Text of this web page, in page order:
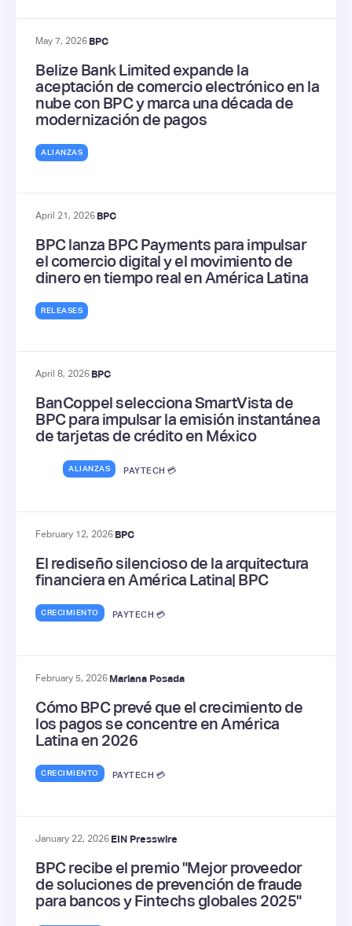
May 7, 2026 BPC
Belize Bank Limited expande la
aceptación de comercio electrónico en la
nube con BPC y marca una década de
modernización de pagos
ALIANZAS
April 21, 2026 BPC
BPC lanza BPC Payments para impulsar
el comercio digital y el movimiento de
dinero en tiempo real en América Latina
RELEASES
April 8, 2026 BPC
BanCoppel selecciona SmartVista de
BPC para impulsar la emisión instantánea
de tarjetas de crédito en México
ALIANZAS PAYTECH 💳
February 12, 2026 BPC
El rediseño silencioso de la arquitectura
financiera en América Latina| BPC
CRECIMIENTO PAYTECH 💳
February 5, 2026 Mariana Posada
Cómo BPC prevé que el crecimiento de
los pagos se concentre en América
Latina en 2026
CRECIMIENTO PAYTECH 💳
January 22, 2026 EIN Presswire
BPC recibe el premio "Mejor proveedor
de soluciones de prevención de fraude
para bancos y Fintechs globales 2025"